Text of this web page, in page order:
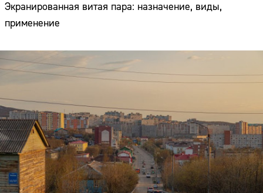
Экранированная витая пара: назначение, виды,
применение